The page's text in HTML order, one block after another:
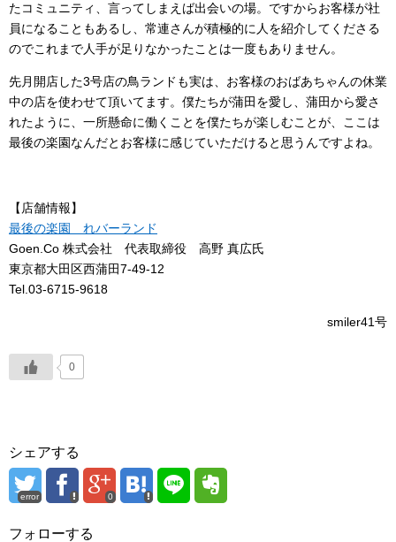
たコミュニティ、言ってしまえば出会いの場。ですからお客様が社
員になることもあるし、常連さんが積極的に人を紹介してくださる
のでこれまで人手が足りなかったことは一度もありません。
先月開店した3号店の鳥ランドも実は、お客様のおばあちゃんの休業
中の店を使わせて頂いてます。僕たちが蒲田を愛し、蒲田から愛さ
れたように、一所懸命に働くことを僕たちが楽しむことが、ここは
最後の楽園なんだとお客様に感じていただけると思うんですよね。
【店舗情報】
最後の楽園 れバーランド
Goen.Co 株式会社 代表取締役 高野 真広氏
東京都大田区西蒲田7-49-12
Tel.03-6715-9618
smiler41号
0
シェアする
error 0
フォローする